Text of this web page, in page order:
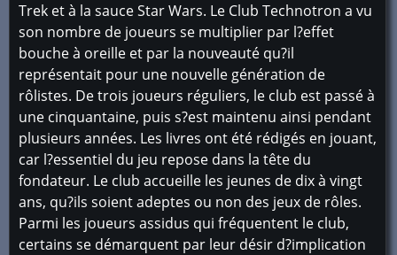
Trek et à la sauce Star Wars. Le Club Technotron a vu
son nombre de joueurs se multiplier par l?effet
bouche à oreille et par la nouveauté qu?il
représentait pour une nouvelle génération de
rôlistes. De trois joueurs réguliers, le club est passé à
une cinquantaine, puis s?est maintenu ainsi pendant
plusieurs années. Les livres ont été rédigés en jouant,
car l?essentiel du jeu repose dans la tête du
fondateur. Le club accueille les jeunes de dix à vingt
ans, qu?ils soient adeptes ou non des jeux de rôles.
Parmi les joueurs assidus qui fréquentent le club,
certains se démarquent par leur désir d?implication